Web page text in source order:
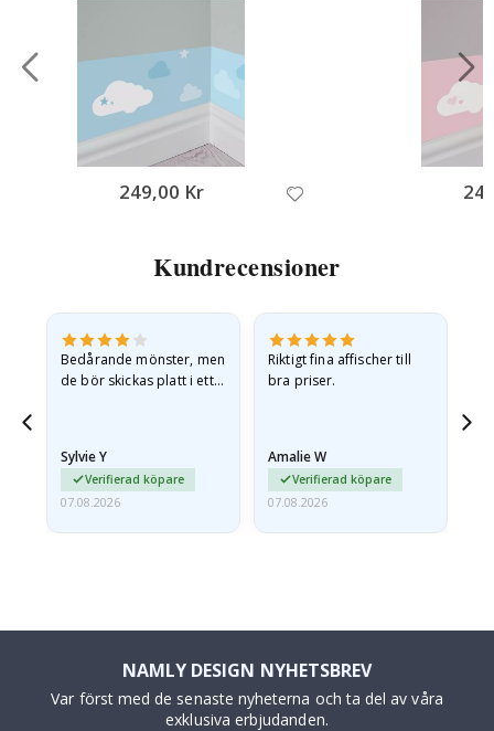
249,00 Kr
Kundrecensioner
Bedårande mönster, men
de bör skickas platt i ett
Sylvie Y
Verifierad köpare
07.08.2026
Riktigt fina affischer till
bra priser.
Amalie W
Verifierad köpare
07.08.2026
NAMLY DESIGN NYHETSBREV
Var först med de senaste nyheterna och ta del av våra
exklusiva erbjudanden.